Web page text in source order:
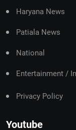
Haryana News
Patiala News
National
Entertainment /
Privacy Policy
Youtube